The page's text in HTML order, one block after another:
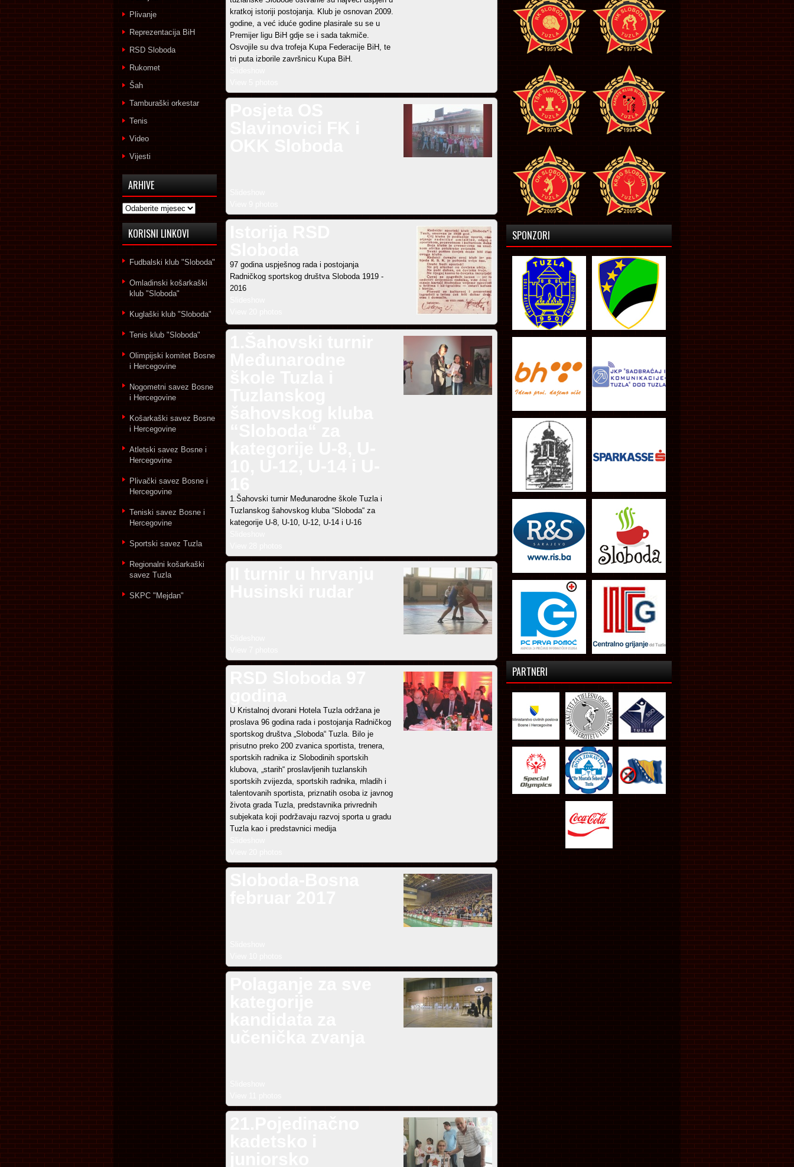
kratkoj istoriji postojanja. Klub je osnovan 2009.
godine, a već iduće godine plasirale su se u
Premijer ligu BiH gdje se i sada takmiče.
Osvojile su dva trofeja Kupa Federacije BiH, te
tri puta izborile završnicu Kupa BiH.
97 godina uspješnog rada i postojanja
Radničkog sportskog društva Sloboda 1919 -
2016
1.Šahovski turnir Međunarodne škole Tuzla i
Tuzlanskog šahovskog kluba “Sloboda“ za
kategorije U-8, U-10, U-12, U-14 i U-16
U Kristalnoj dvorani Hotela Tuzla održana je
proslava 96 godina rada i postojanja Radničkog
sportskog društva „Sloboda“ Tuzla. Bilo je
prisutno preko 200 zvanica sportista, trenera,
sportskih radnika iz Slobodinih sportskih
klubova, „starih“ proslavljenih tuzlanskih
sportskih zvijezda, sportskih radnika, mladih i
talentovanih sportista, priznatih osoba iz javnog
života grada Tuzla, predstavnika privrednih
subjekata koji podržavaju razvoj sporta u gradu
Tuzla kao i predstavnici medija
Plivanje
Reprezentacija BiH
RSD Sloboda
Rukomet
Šah
Tamburaški orkestar
Tenis
Video
Vijesti
ARHIVE
Arhive
KORISNI LINKOVI
Fudbalski klub "Sloboda"
Omladinski košarkaški
klub "Sloboda"
Kuglaški klub "Sloboda"
Tenis klub "Sloboda"
Olimpijski komitet Bosne
i Hercegovine
Nogometni savez Bosne
i Hercegovine
Košarkaški savez Bosne
i Hercegovine
Atletski savez Bosne i
Hercegovine
Plivački savez Bosne i
Hercegovine
Teniski savez Bosne i
Hercegovine
Sportski savez Tuzla
Regionalni košarkaški
savez Tuzla
SKPC "Mejdan"
SPONZORI
PARTNERI